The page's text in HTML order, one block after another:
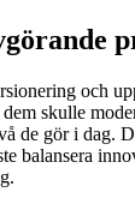
och
skulle
de gör i dag.
balansera